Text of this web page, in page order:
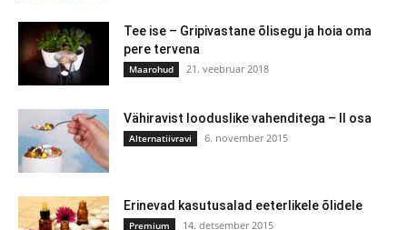
Tee ise – Gripivastane õlisegu ja hoia oma
pere tervena
Maarohud 21. veebruar 2018
Vähiravist looduslike vahenditega – II osa
Alternatiivravi 6. november 2015
Erinevad kasutusalad eeterlikele õlidele
Premium 14. detsember 2015